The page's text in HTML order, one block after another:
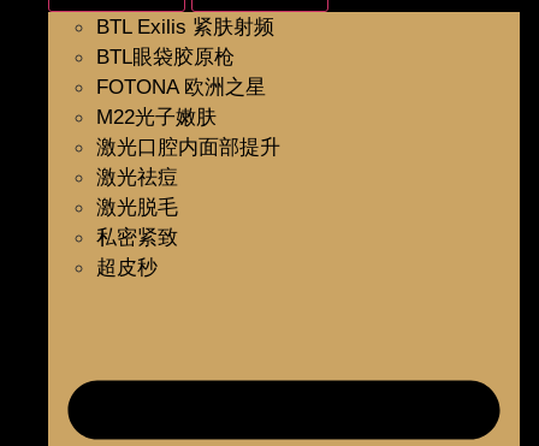
BTL Exilis 紧肤射频
BTL眼袋胶原枪
FOTONA 欧洲之星
M22光子嫩肤
激光口腔内面部提升
激光祛痘
激光脱毛
私密紧致
超皮秒